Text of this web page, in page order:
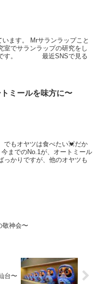
ます。 Mrサランラップこと
でサランラップの研究をし
ンです。 最近SNSで見る
ミールを味方に〜
でもオヤツは食べたい💓だか
までのNo.1が、オートミール
っかりですが、他のオヤツも
敬神会〜
台〜